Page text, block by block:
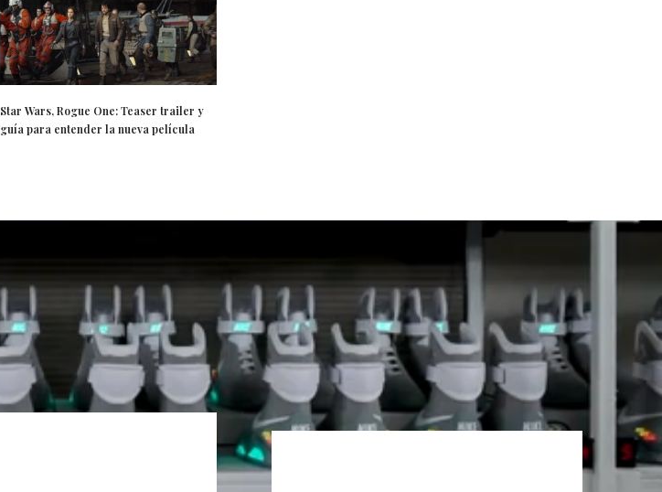
Star Wars, Rogue One: Teaser trailer y
guía para entender la nueva película